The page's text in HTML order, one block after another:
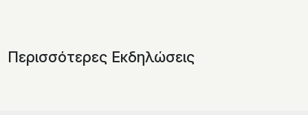
Περισσότερες Εκδηλώσεις